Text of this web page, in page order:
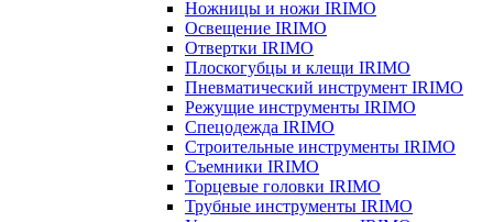
Ножницы и ножи IRIMO
Освещение IRIMO
Отвертки IRIMO
Плоскогубцы и клещи IRIMO
Пневматический инструмент IRIMO
Режущие инструменты IRIMO
Спецодежда IRIMO
Строительные инструменты IRIMO
Съемники IRIMO
Торцевые головки IRIMO
Трубные инструменты IRIMO